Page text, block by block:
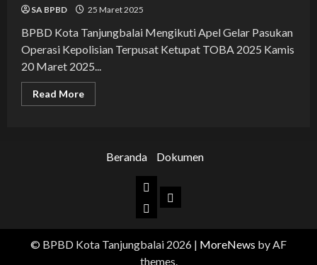
SA BPBD 25 Maret 2025
BPBD Kota Tanjungbalai Mengikuti Apel Gelar Pasukan
Operasi Kepolisian Terpusat Ketupat TOBA 2025 Kamis
20 Maret 2025...
Read MoreRead
more
Mengikuti
TOBA
2025
Beranda Dokumen
Beranda
BPBD
Kota
Tanjungbalai
Dokumen
© BPBD Kota Tanjungbalai 2026 | MoreNews by AF
themes.